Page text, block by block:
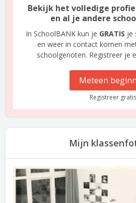
Bekijk het volledige
en al je andere
In SchoolBANK kun je GRATIS je
en weer in contact komen
schoolgenoten. Registreer je
Meteen
Registreer gratis
Mijn